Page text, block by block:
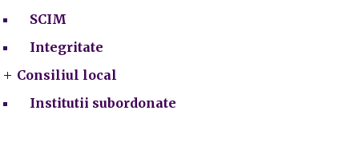
SCIM
Integritate
Consiliul local
Institutii subordonate